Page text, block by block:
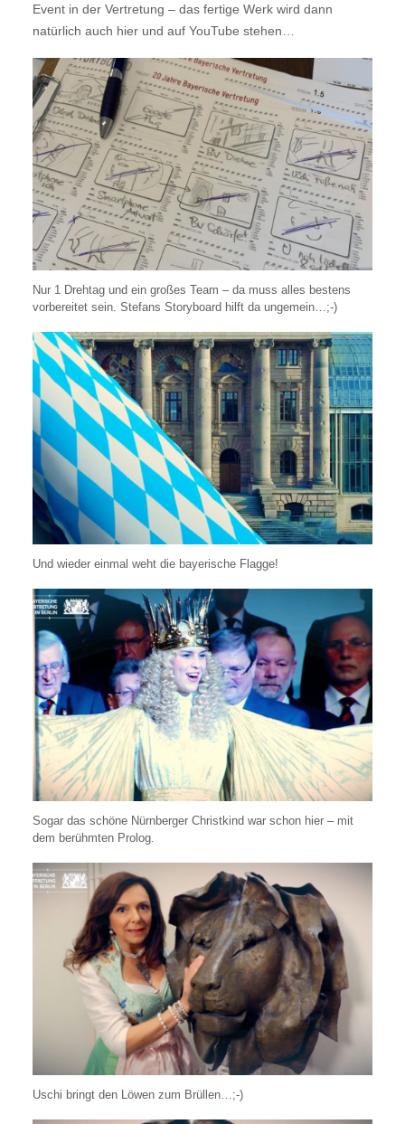
Event in der Vertretung – das fertige Werk wird dann
natürlich auch hier und auf YouTube stehen…
Nur 1 Drehtag und ein großes Team – da muss alles bestens
vorbereitet sein. Stefans Storyboard hilft da ungemein…;-)
Und wieder einmal weht die bayerische Flagge!
Sogar das schöne Nürnberger Christkind war schon hier – mit
dem berühmten Prolog.
Uschi bringt den Löwen zum Brüllen…;-)